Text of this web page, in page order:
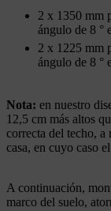
2 x 1350 mm
ángulo de 8 °
2 x 1225 mm
ángulo de 8 °
Nota: en nuestro
12,5 cm más altos
correcta del techo, a
casa, en cuyo caso
A continuación,
marco del suelo,